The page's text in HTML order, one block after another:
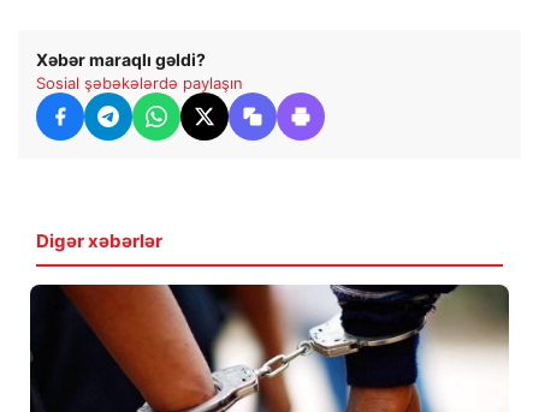
Xəbər maraqlı gəldi?
Sosial şəbəkələrdə paylaşın
Digər xəbərlər